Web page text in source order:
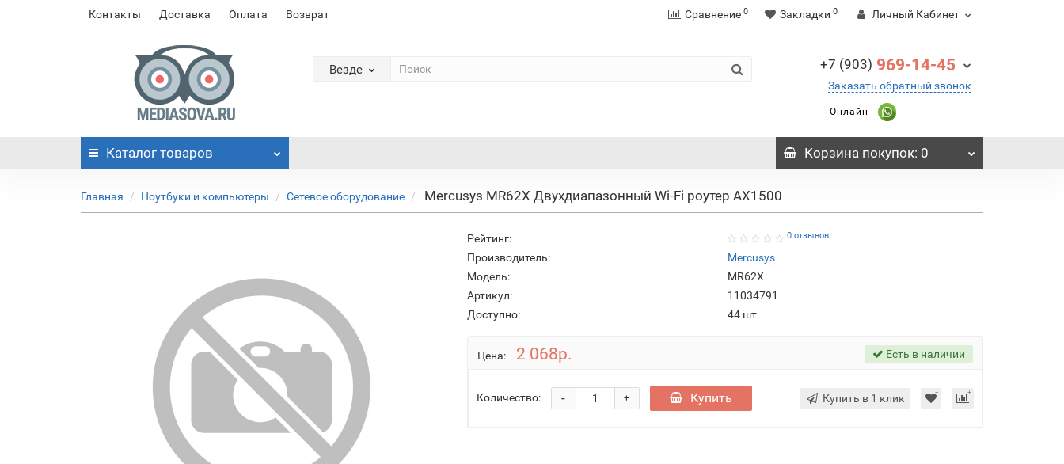
Контакты Доставка Оплата Возврат Сравнение 0 Закладки 0 Личный Кабинет
Везде +7 (903) 969-14-45
Заказать обратный звонок
Онлайн -
Каталог товаров Корзинапокупок: 0
Главная Ноутбуки и компьютеры Сетевое оборудование Mercusys MR62X Двухдиапазонный Wi-Fi роутер AX1500
Рейтинг: 0 отзывов
Производитель:
Mercusys
Модель:
MR62X
Артикул:
11034791
Доступно:
44шт.
Цена: 2 068р. Есть в наличии
Количество: +
- Купить Купить в 1 клик